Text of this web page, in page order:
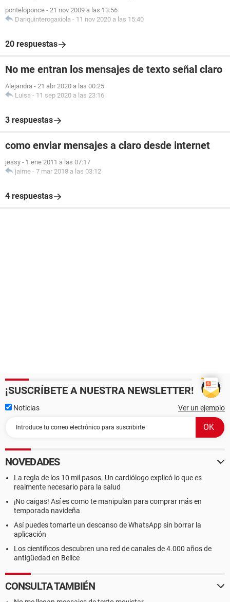
ponteloponce - 21 nov 2009 a las 13:56
Dariquinterogaxiola - 11 nov 2020 a las 15:40
20 respuestas
No me entran los mensajes de texto señal claro
Alejandra - 21 abr 2020 a las 00:25
Luisa - 11 sep 2020 a las 23:16
3 respuestas
como enviar mensajes a claro desde internet
jessy - 1 ene 2011 a las 07:17
jaime - 7 mar 2018 a las 03:12
4 respuestas
¡SUSCRÍBETE A NUESTRA NEWSLETTER!
Noticias Ver un ejemplo
NOVEDADES
La regla de los 10 mil pasos. Un cardiólogo explicó lo que es
realmente necesario para la salud
¡No caigas! Así es como te manipulan para comprar más en
temporada navideña
Así puedes tomarte un descanso de WhatsApp sin borrar la
aplicación
Los científicos descubren una red de canales de 4.000 años de
antigüedad en Belice
CONSULTA TAMBIÉN